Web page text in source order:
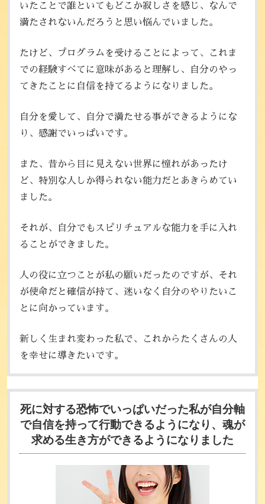
いたことで誰といてもどこか寂しさを感じ、なんで
満たされないんだろうと思い悩んでいました。
たけど、プログラムを受けることによって、これま
での経験すべてに意味があると理解し、自分のやっ
てきたことに自信を持てるようになりました。
自分を愛して、自分で満たせる事ができるようにな
り、感謝でいっぱいです。
また、昔から目に見えない世界に憧れがあったけ
ど、特別な人しか得られない能力だとあきらめてい
ました。
それが、自分でもスピリチュアルな能力を手に入れ
ることができました。
人の役に立つことが私の願いだったのですが、それ
が使命だと確信が持て、迷いなく自分のやりたいこ
とに向かっています。
新しく生まれ変わった私で、これからたくさんの人
を幸せに導きたいです。
死に対する恐怖でいっぱいだった私が自分軸
で自信を持って行動できるようになり、 魂が
求める生き方ができるようになりました